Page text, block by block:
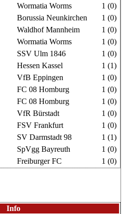
Wormatia Worms
1 (0)
Borussia Neunkirchen
1 (0)
Waldhof Mannheim
1 (0)
Wormatia Worms
1 (0)
SSV Ulm 1846
1 (0)
Hessen Kassel
1 (1)
VfB Eppingen
1 (0)
FC 08 Homburg
1 (0)
FC 08 Homburg
1 (0)
VfR Bürstadt
1 (0)
FSV Frankfurt
1 (0)
SV Darmstadt 98
1 (1)
SpVgg Bayreuth
1 (0)
Freiburger FC 1 (0)
Info